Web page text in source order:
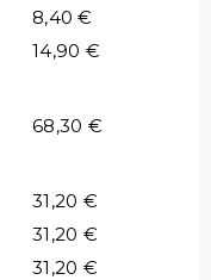
8,40 €
14,90 €
68,30 €
31,20 €
31,20 €
31,20 €